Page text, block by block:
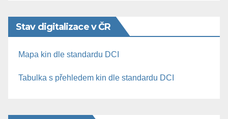
Stav digitalizace v ČR
Mapa kin dle standardu DCI
Tabulka s přehledem kin dle standardu DCI